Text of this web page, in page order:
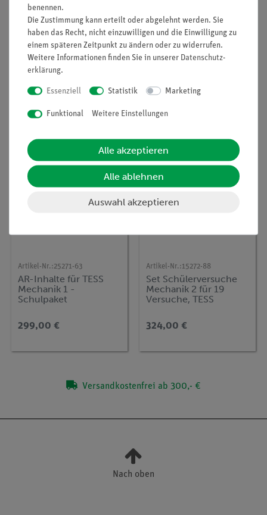
Zubehör
Media / Downloads
Kunden interessierten sich auch
NEU
Artikel-Nr.:25271-63
AR-Inhalte für TESS
Mechanik 1 -
Schulpaket
299,00 €
Artikel-Nr.:15272-88
Set Schülerversuche
Mechanik 2 für 19
Versuche, TESS
324,00 €
Versandkostenfrei ab 300,- €
Nach oben
benennen.
Die Zustimmung kann erteilt oder abgelehnt werden. Sie
haben das Recht, nicht einzuwilligen und die Einwilligung zu
einem späteren Zeitpunkt zu ändern oder zu widerrufen.
Weitere Informationen finden Sie in unserer Daten­schutz­
erklärung.
Essenziell Statistik Marketing
Funktional Weitere Einstellungen
Alle akzeptieren
Alle ablehnen
Auswahl akzeptieren